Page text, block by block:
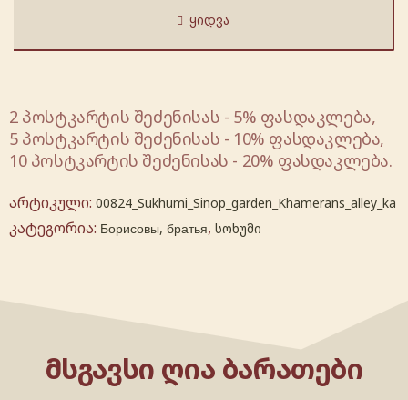
ᲧᲘᲓᲕᲐ
2 პოსტკარტის შეძენისას - 5% ფასდაკლება,
5 პოსტკარტის შეძენისას - 10% ფასდაკლება,
10 პოსტკარტის შეძენისას - 20% ფასდაკლება.
არტიკული: 00824_Sukhumi_Sinop_garden_Khamerans_alley_ka
კატეგორია: Борисовы, братья, სოხუმი
ᲛᲡᲒᲐᲕᲡᲘ ᲦᲘᲐ ᲑᲐᲠᲐᲗᲔᲑᲘ